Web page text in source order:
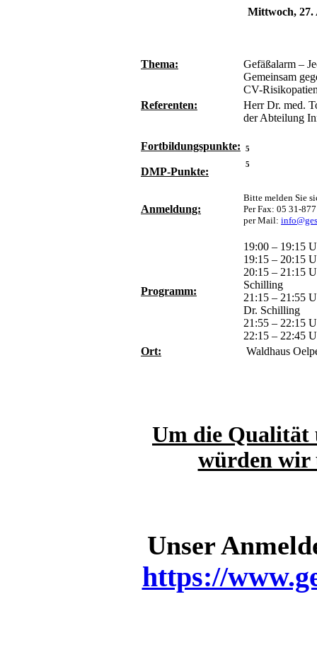
Mittwoch, 27.
Thema:
Gefäßalarm –
Gemeinsam
CV-
Referenten:
Herr Dr. med.
der Abteilung
Fortbildungspunkte:
DMP-Punkte:
5
5
Anmeldung:
Bitte melden Sie
Per Fax: 05 31-
per Mail:
Programm:
19:00 – 19:15
19:15 – 20:15
20:15 – 21:15
Schilling
21:15 – 21:55
Dr. Schilling
21:55 – 22:15
22:15 – 22:45
Ort:
Waldhaus
Um die Qualität
würden wir
Unser
https://